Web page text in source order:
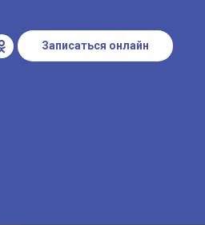
Записаться онлайн